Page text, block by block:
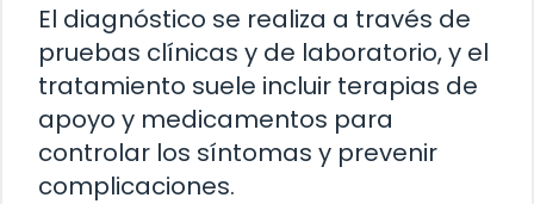
El diagnóstico se realiza a través de
pruebas clínicas y de laboratorio, y el
tratamiento suele incluir terapias de
apoyo y medicamentos para
controlar los síntomas y prevenir
complicaciones.